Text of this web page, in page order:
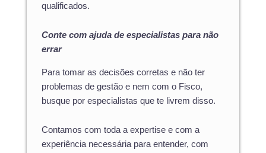
qualificados.
Conte com ajuda de especialistas para não
errar
Para tomar as decisões corretas e não ter
problemas de gestão e nem com o Fisco,
busque por especialistas que te livrem disso.
Contamos com toda a expertise e com a
experiência necessária para entender, com